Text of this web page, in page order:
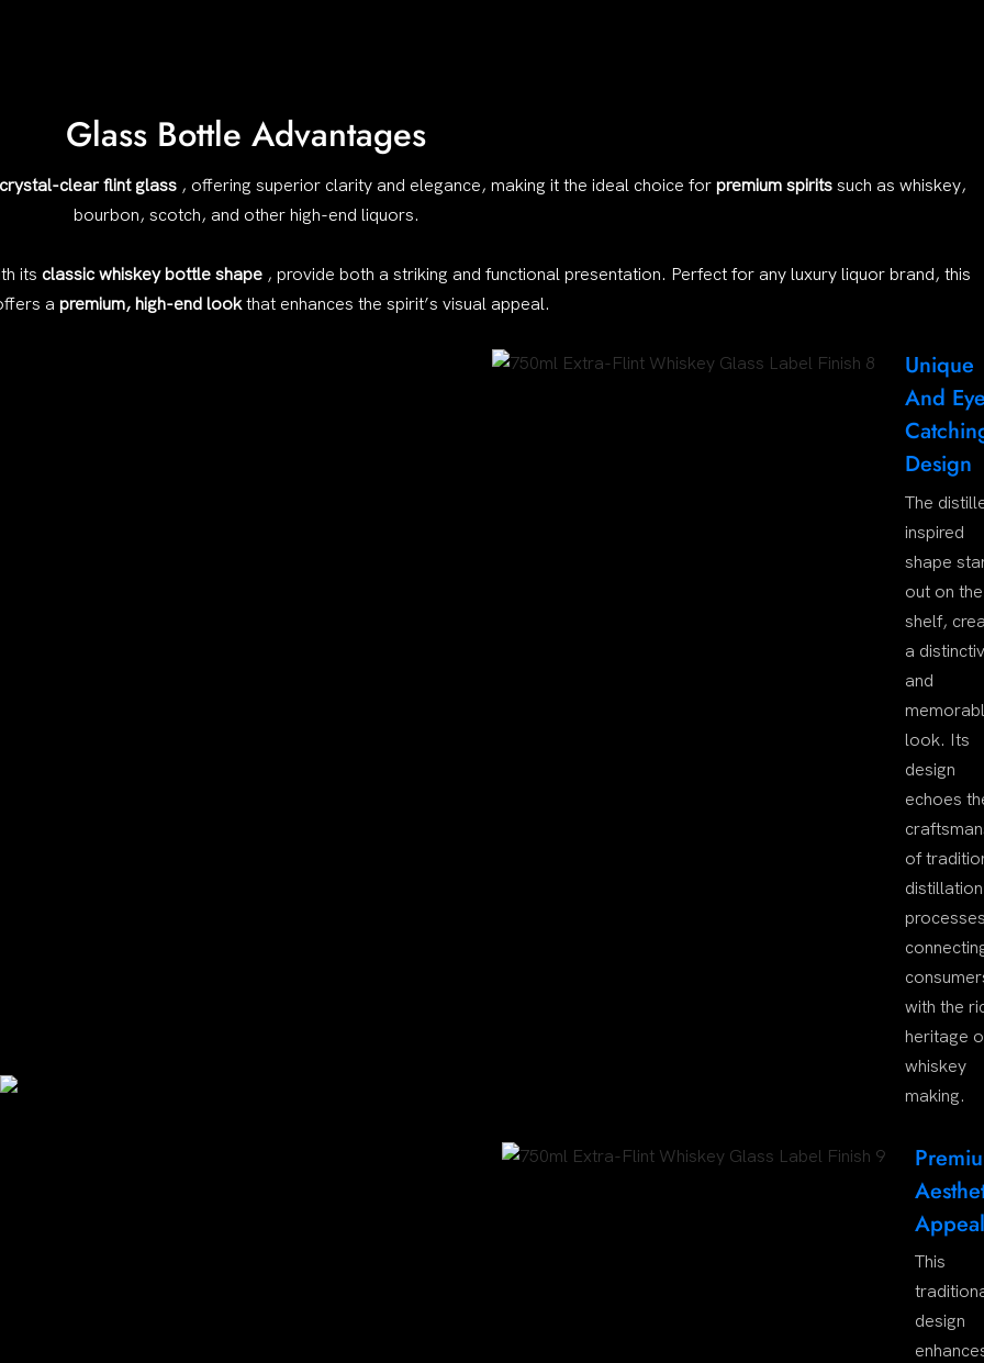
Glass Bottle Advantages
clear flint glass , offering superior clarity and elegance, making it the ideal choice for premium spirits such as whiskey,
bourbon, scotch, and other high-end liquors.
its classic whiskey bottle shape , provide both a striking and functional presentation. Perfect for any luxury liquor brand, this
a premium, high-end lookthat enhances the spirit’s visual appeal.
Unique
And
Design
The
inspired
shape
out on the
shelf,
a
and
look. Its
design
echoes
of
distillation
with the
heritage
whiskey
making.
This
design